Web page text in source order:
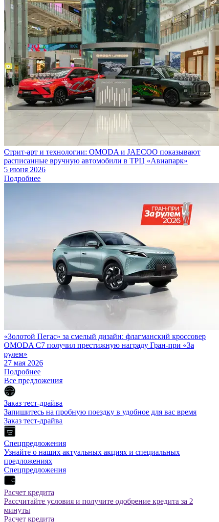
Стрит-арт и технологии: OMODA и JAECOO показывают
расписанные вручную автомобили в ТРЦ «Авиапарк»
5 июня 2026
Подробнее
«Золотой Пегас» за смелый дизайн: флагманский кроссовер
OMODA C7 получил престижную награду Гран-при «За
рулем»
27 мая 2026
Подробнее
Все предложения
Заказ тест-драйва
Запишитесь на пробную поездку в удобное для вас время
Заказ тест-драйва
Спецпредложения
Узнайте о наших актуальных акциях и специальных
предложениях
Спецпредложения
Расчет кредита
Рассчитайте условия и получите одобрение кредита за 2
минуты
Расчет кредита